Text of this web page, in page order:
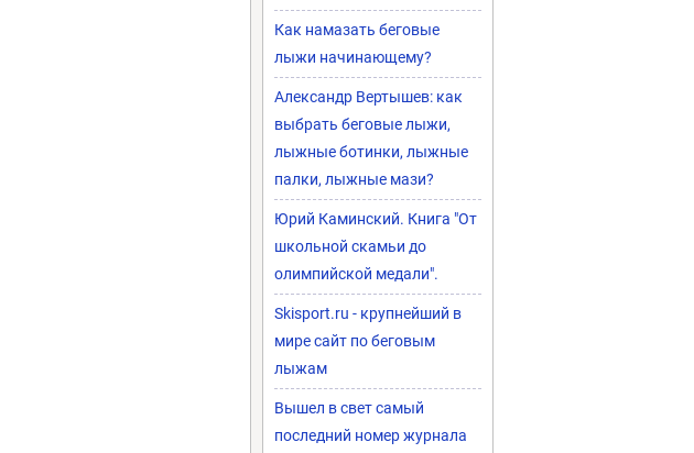
Как намазать беговые
лыжи начинающему?
Александр Вертышев: как
выбрать беговые лыжи,
лыжные ботинки, лыжные
палки, лыжные мази?
Юрий Каминский. Книга "От
школьной скамьи до
олимпийской медали".
Skisport.ru - крупнейший в
мире сайт по беговым
лыжам
Вышел в свет самый
последний номер журнала